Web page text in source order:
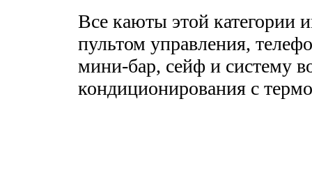
Все каюты этой категории
пультом управления,
мини-бар, сейф и систему
кондиционирования с